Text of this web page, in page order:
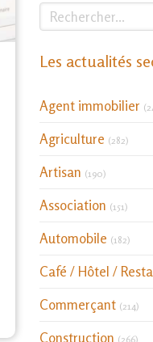
Rechercher
Les actualités
Agent immobilier
Agriculture (282)
Artisan (190)Articles
Association (151)
Automobile (182)
Café / Hôtel /
Commerçant (214)
Construction (266)